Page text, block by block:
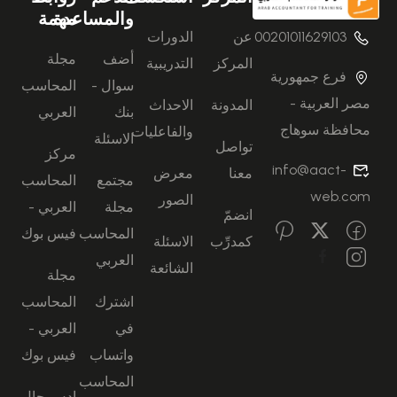
رؤيتنا أن نكون منارة للتدريب المتكامل في العالم العربي،
ورسالتنا تمكين المتدربين من اكتساب مهارات عملية حقيقية
تؤهلهم لمستقبل مهني ناجح.
نكون الخيار الأول للمحاسبين والمديرين الماليين وكل من يسعى
إلى تنمية مهاراته واكتساب خبرة عملية حقيقية. أما رسالتنا فهي
تمكين المتدربين من امتلاك أدوات ومعارف عملية تجعلهم أكثر
جاهزية واحترافية في بيئة العمل.
00201011629103
فرع جمهورية
مصر العربية -
محافظة سوهاج
info@aact-
web.com
عن
المركز
المدونة
تواصل
معنا
انضمّ
كمدرِّب
الدورات
التدريبية
الاحداث
والفاعليات
معرض
الصور
الاسئلة
الشائعة
والمساعدة
أضف
سوال -
بنك
الاسئلة
مجتمع
مجلة
المحاسب
العربي
اشترك
في
واتساب
المحاسب
مهمة
مجلة
المحاسب
العربي
مركز
المحاسب
العربي -
فيس بوك
مجلة
المحاسب
العربي -
فيس بوك